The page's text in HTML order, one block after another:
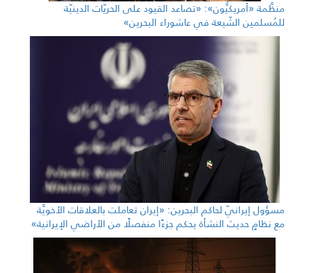
منظَّمة «أمريكيُّون»: «تصاعد القيود على الحريّات الدينيّة
للمُسلمين الشّيعة في عاشوراء البحرين»
مسؤول إيرانيّ لحاكم البحرين: «إيران تعاملت بالعلاقات الأخويَّة
مع نظامٍ حديث النشأة يحكم جزءًا منفصلًا من الأراضي الإيرانية»